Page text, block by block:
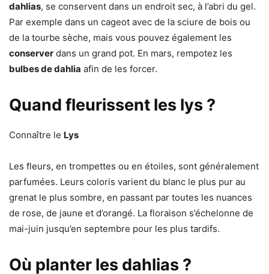
dahlias, se conservent dans un endroit sec, à l’abri du gel.
Par exemple dans un cageot avec de la sciure de bois ou
de la tourbe sèche, mais vous pouvez également les
conserver dans un grand pot. En mars, rempotez les
bulbes de dahlia afin de les forcer.
Quand fleurissent les lys ?
Connaître le Lys
Les fleurs, en trompettes ou en étoiles, sont généralement
parfumées. Leurs coloris varient du blanc le plus pur au
grenat le plus sombre, en passant par toutes les nuances
de rose, de jaune et d’orangé. La floraison s’échelonne de
mai-juin jusqu’en septembre pour les plus tardifs.
Où planter les dahlias ?